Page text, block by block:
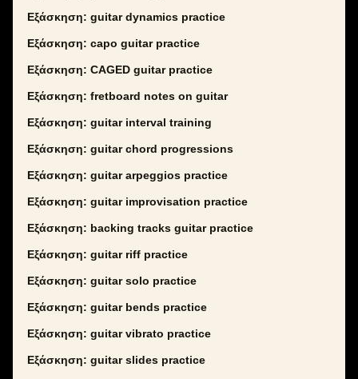
Εξάσκηση: guitar dynamics practice
Εξάσκηση: capo guitar practice
Εξάσκηση: CAGED guitar practice
Εξάσκηση: fretboard notes on guitar
Εξάσκηση: guitar interval training
Εξάσκηση: guitar chord progressions
Εξάσκηση: guitar arpeggios practice
Εξάσκηση: guitar improvisation practice
Εξάσκηση: backing tracks guitar practice
Εξάσκηση: guitar riff practice
Εξάσκηση: guitar solo practice
Εξάσκηση: guitar bends practice
Εξάσκηση: guitar vibrato practice
Εξάσκηση: guitar slides practice